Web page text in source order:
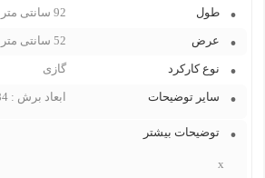
طول 92 سانتی متر
عرض 52 سانتی متر
نوع کارکرد گازی
سایر توضیحات ابعاد برش : 84*48 سانتی متر
توضیحات بیشتر
x